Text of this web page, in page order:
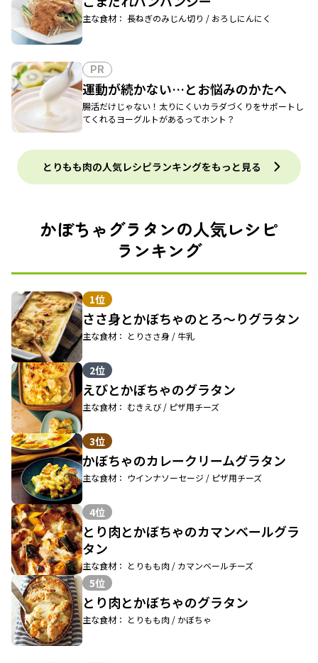
主な食材： 長ねぎのみじん切り / おろしにんにく
PR
運動が続かない…とお悩みのかたへ
腸活だけじゃない！太りにくいカラダづくりをサポートし
てくれるヨーグルトがあるってホント？
とりもも肉の人気レシピランキングをもっと見る
かぼちゃグラタンの人気レシピ
ランキング
1位
ささ身とかぼちゃのとろ～りグラタン
主な食材： とりささ身 / 牛乳
2位
えびとかぼちゃのグラタン
主な食材： むきえび / ピザ用チーズ
3位
かぼちゃのカレークリームグラタン
主な食材： ウインナソーセージ / ピザ用チーズ
4位
とり肉とかぼちゃのカマンベールグラ
タン
主な食材： とりもも肉 / カマンベールチーズ
5位
とり肉とかぼちゃのグラタン
主な食材： とりもも肉 / かぼちゃ